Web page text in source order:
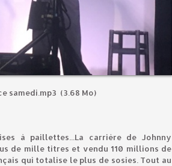
samedi.mp3 (3.68 Mo)
à paillettes...La carrière de Johnny
de mille titres et vendu 110 millions de
qui totalise le plus de sosies. Tout au